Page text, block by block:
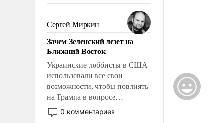
псевдонаучной фантастики,
стало всерьез обсуждаемой
идеей.
Сергей Миркин
Зачем Зеленский лезет на
Ближний Восток
Украинские лоббисты в США
использовали все свои
возможности, чтобы повлиять
на Трампа в вопросе
предоставления вооружений
своим нанимателям. Вероятно,
0 комментариев